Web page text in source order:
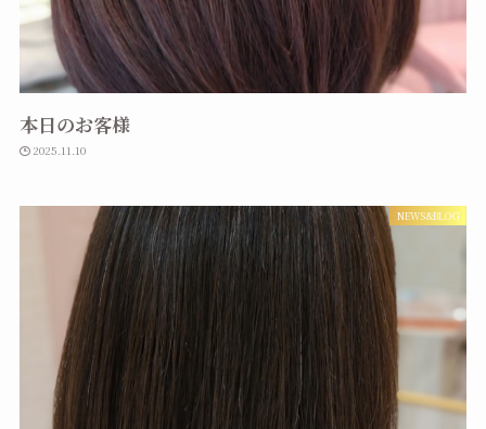
本日のお客様
2025.11.10
NEWS&BLOG